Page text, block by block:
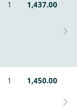
1 1,437.00
1 1,450.00